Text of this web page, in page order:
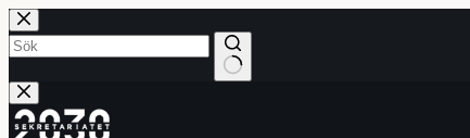
Hoppa
till
innehåll
Inga
resultat